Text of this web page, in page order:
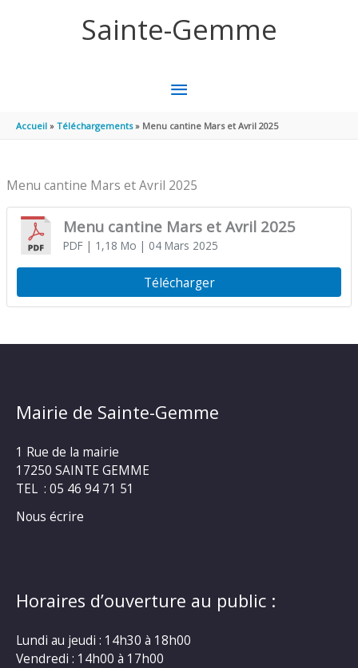
Sainte-Gemme
MENU
PRINCIPAL
Accueil Téléchargements Menu cantine Mars et Avril 2025
Menu cantine Mars et Avril 2025
Menu cantine Mars et Avril 2025
PDF| 1,18 Mo | 04 Mars 2025
Télécharger
Mairie de Sainte-Gemme
1 Rue de la mairie
17250 SAINTE GEMME
TEL : 05 46 94 71 51
Nous écrire
Horaires d’ouverture au public :
Lundi au jeudi : 14h30 à 18h00
Vendredi : 14h00 à 17h00